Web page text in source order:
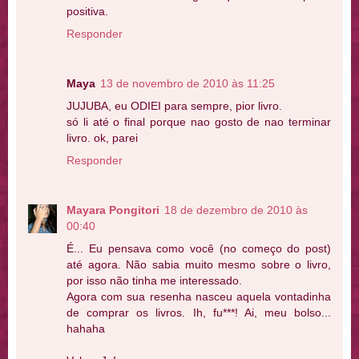
positiva.
Responder
Maya 13 de novembro de 2010 às 11:25
JUJUBA, eu ODIEI para sempre, pior livro.
só li até o final porque nao gosto de nao terminar
livro. ok, parei
Responder
Mayara Pongitori 18 de dezembro de 2010 às
00:40
É... Eu pensava como você (no começo do post)
até agora. Não sabia muito mesmo sobre o livro,
por isso não tinha me interessado.
Agora com sua resenha nasceu aquela vontadinha
de comprar os livros. Ih, fu***! Ai, meu bolso...
hahaha